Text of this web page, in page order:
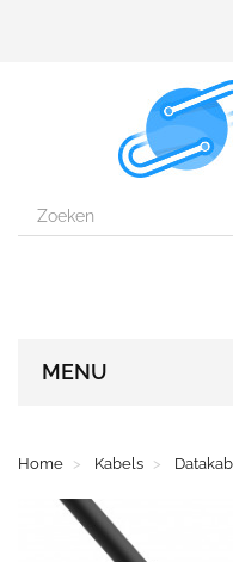
MENU
Home Kabels